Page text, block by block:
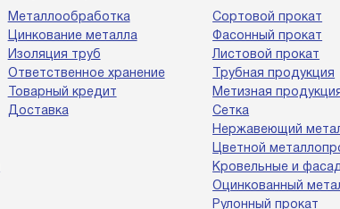
Металлообработка
Цинкование металла
Изоляция труб
Ответственное хранение
Товарный кредит
Доставка
Сортовой прокат
Фасонный прокат
Листовой прокат
Трубная продукция
Метизная
Сетка
Нержавеющий
Цветной
Кровельные и
Оцинкованный
Рулонный прокат